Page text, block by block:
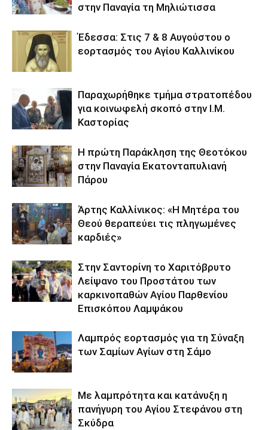
στην Παναγία τη Μηλιώτισσα
Έδεσσα: Στις 7 & 8 Αυγούστου ο
εορτασμός του Αγίου Καλλινίκου
Παραχωρήθηκε τμήμα στρατοπέδου
για κοινωφελή σκοπό στην Ι.Μ.
Καστορίας
Η πρώτη Παράκληση της Θεοτόκου
στην Παναγία Εκατονταπυλιανή
Πάρου
Άρτης Καλλίνικος: «Η Μητέρα του
Θεού θεραπεύει τις πληγωμένες
καρδιές»
Στην Σαντορίνη το Χαριτόβρυτο
Λείψανο του Προστάτου των
καρκινοπαθών Αγίου Παρθενίου
Επισκόπου Λαμψάκου
Λαμπρός εορτασμός για τη Σύναξη
των Σαμίων Αγίων στη Σάμο
Με λαμπρότητα και κατάνυξη η
πανήγυρη του Αγίου Στεφάνου στη
Σκύδρα